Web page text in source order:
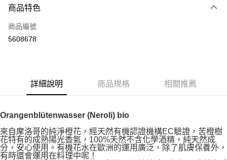
信用卡一次付款
超商取貨付款
街口支付
Google Pay
ATM付款
商品特色
商品編號
5608678
詳細說明 商品規格 相關推薦
Orangenblütenwasser (Neroli) bio
來自摩洛哥的純淨橙花，經天然有機認證機構EC驗證，苦橙樹
花特有的成熟陽光香氣，100%天然不含化學酒精，純天然成
分，安心使用。有機花水在歐洲的運用廣泛，除了肌膚保養外，
有時還會運用在料理中呢！